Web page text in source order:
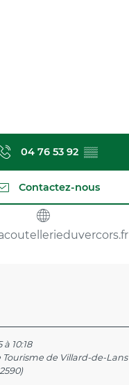
04 76 53 92 ▒▒
Contactez-nous
10:18
de Villard-de-Lans
)